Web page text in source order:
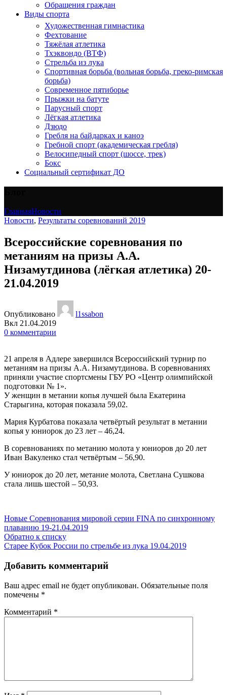
Обращения граждан
Виды спорта
Художественная гимнастика
Фехтование
Тяжёлая атлетика
Тхэквондо (ВТФ)
Стрельба из лука
Спортивная борьба (вольная борьба, греко-римская
борьба)
Современное пятиборье
Прыжки на батуте
Парусный спорт
Лёгкая атлетика
Дзюдо
Гребля на байдарках и каноэ
Гребной спорт (академическая гребля)
Велосипедный спорт (шоссе, трек)
Бокс
Социальный сертификат ДО
ГлавнаяНовости
Новости, Результаты соревнований 2019
Всероссийские соревнования по
метаниям на призы А.А.
Низамутдинова (лёгкая атлетика) 20-
21.04.2019
Опубликовано
l1ssabon
Вкл 21.04.2019
0 комментарии
21 апреля в Адлере завершился Всероссийский турнир по
метаниям на призы А.А. Низамутдинова. В соревнованиях
приняли участие спортсмены ГБУ РО «Центр олимпийской
подготовки № 1».
У женщин в метании копья лучшей была Екатерина
Старыгина, которая показала 59,02.
Мария Курбатова показала четвёртый результат в метании
копья у юниорок до 23 лет – 46,24.
В соревнованиях по метанию молота у юниоров до 20 лет
Иван Вакуленко стал четвёртым – 56,90.
У юниорок до 20 лет, метание молота, Светлана Сушкова
стала лишь шестой – 50,93.
Новые Соревнования мировой серии FINA по синхронному
плаванию 19-21.04.2019
Обратно к списку
Старее Кубок России по стрельбе из лука 19.04.2019
Добавить комментарий
Ваш адрес email не будет опубликован. Обязательные поля
помечены *
Комментарий *